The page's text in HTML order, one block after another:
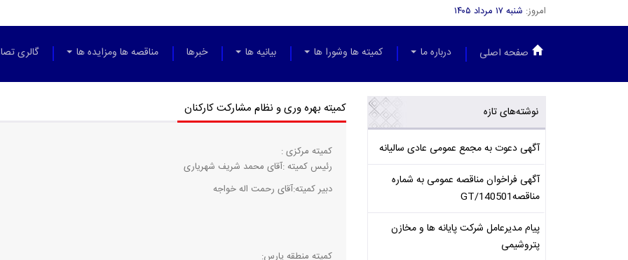
امروز: شنبه ۱۷ مرداد ۱۴۰۵
صفحه اصلی درباره ما کمیته ها وشورا ها بیانیه ها خبرها مناقصه ها ومزایده ها گالری
نوشته‌های تازه
آگهی دعوت به مجمع عمومی عادی سالیانه
آگهی فراخوان مناقصه عمومی به شماره
مناقصهGT/140501
پیام مدیرعامل شرکت پایانه ها و مخازن
پتروشیمی
کمیته بهره وری و نظام مشارکت کارکنان
کمیته مرکزی :
رئیس کمیته :آقای محمد شریف شهریاری
دبیر کمیته:آقای رحمت اله خواجه
کمیته منطقه پارس: